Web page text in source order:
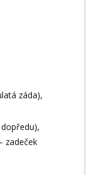
záda),
zadeček